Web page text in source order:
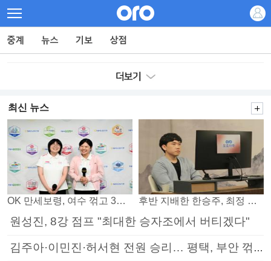
최신 뉴스
OK 만세보령, 여수 꺾고 3연패 탈출 후반 지배한 한승주, 최정 꺾고 8강 진출
원성진, 8강 점프 "최대한 승자조에서 버티겠다"
김주아·이민진·허서현 전원 승리… 평택, 부안 꺾고 5연승